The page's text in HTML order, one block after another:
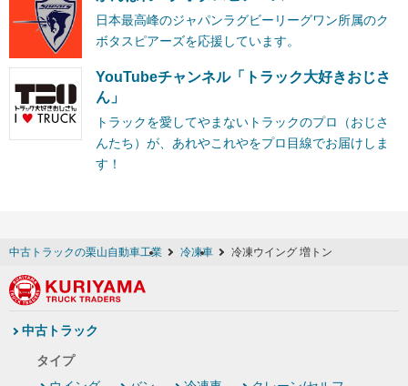
日本最高峰のジャパンラグビーリーグワン所属のク
ボタスピアーズを応援しています。
YouTubeチャンネル「トラック大好きおじさ
ん」
トラックを愛してやまないトラックのプロ（おじさ
んたち）が、あれやこれやをプロ目線でお届けしま
す！
中古トラックの栗山自動車工業 冷凍車 冷凍ウイング 増トン
中古トラック
タイプ